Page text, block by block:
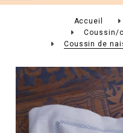
Accueil
Coussin/
Coussin de